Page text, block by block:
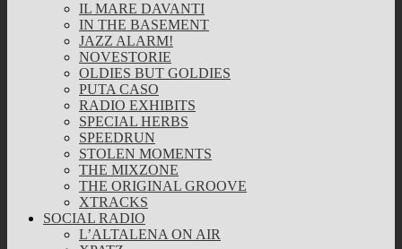
IL MARE DAVANTI
IN THE BASEMENT
JAZZ ALARM!
NOVESTORIE
OLDIES BUT GOLDIES
PUTA CASO
RADIO EXHIBITS
SPECIAL HERBS
SPEEDRUN
STOLEN MOMENTS
THE MIXZONE
THE ORIGINAL GROOVE
XTRACKS
SOCIAL RADIO
L’ALTALENA ON AIR